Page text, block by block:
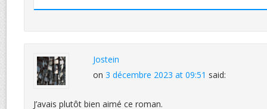
Jostein
on 3 décembre 2023 at 09:51 said:
J’avais plutôt bien aimé ce roman.